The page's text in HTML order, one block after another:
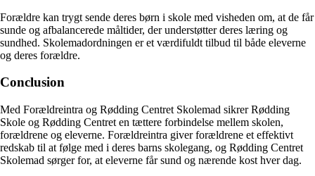
Forældre kan trygt sende deres børn i skole med visheden om, at de får
sunde og afbalancerede måltider, der understøtter deres læring og
sundhed. Skolemadordningen er et værdifuldt tilbud til både eleverne
og deres forældre.
Conclusion
Med Forældreintra og Rødding Centret Skolemad sikrer Rødding
Skole og Rødding Centret en tættere forbindelse mellem skolen,
forældrene og eleverne. Forældreintra giver forældrene et effektivt
redskab til at følge med i deres barns skolegang, og Rødding Centret
Skolemad sørger for, at eleverne får sund og nærende kost hver dag.